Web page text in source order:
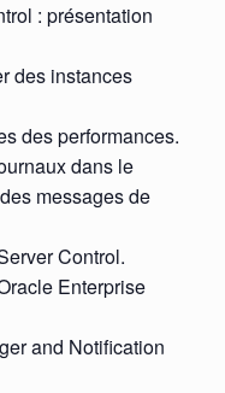
: présentation
des instances
des performances.
dans le
messages de
Control.
Enterprise
and Notification